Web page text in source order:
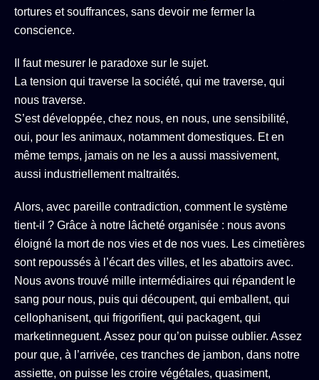
tortures et souffrances, sans devoir me fermer la
conscience.
Il faut mesurer le paradoxe sur le sujet.
La tension qui traverse la société, qui me traverse, qui
nous traverse.
S’est développée, chez nous, en nous, une sensibilité,
oui, pour les animaux, notamment domestiques. Et en
même temps, jamais on ne les a aussi massivement,
aussi industriellement maltraités.
Alors, avec pareille contradiction, comment le système
tient-il ? Grâce à notre lâcheté organisée : nous avons
éloigné la mort de nos vies et de nos vues. Les cimetières
sont repoussés à l’écart des villes, et les abattoirs avec.
Nous avons trouvé mille intermédiaires qui répandent le
sang pour nous, puis qui découpent, qui emballent, qui
cellophanisent, qui frigorifient, qui packagent, qui
marketinneguent. Assez pour qu’on puisse oublier. Assez
pour que, à l’arrivée, ces tranches de jambon, dans notre
assiette, on puisse les croire végétales, quasiment,